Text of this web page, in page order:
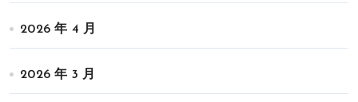
2026 年 4 月
2026 年 3 月